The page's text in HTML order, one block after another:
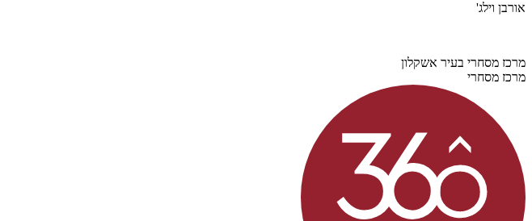
אורבן וילג'
מרכז מסחרי בעיר אשקלון
מרכז מסחרי